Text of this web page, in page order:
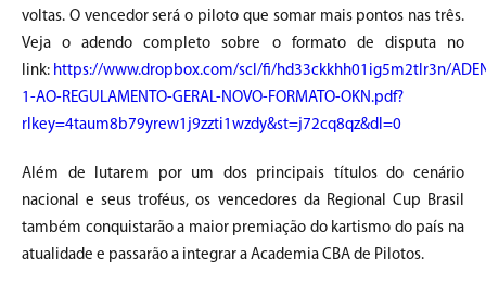
voltas. O vencedor será o piloto que somar mais pontos nas três.
Veja o adendo completo sobre o formato de disputa no
link: https://www.dropbox.com/scl/fi/hd33ckkhh01ig5m2tlr3n/
1-AO-REGULAMENTO-GERAL-NOVO-FORMATO-OKN.pdf?
rlkey=4taum8b79yrew1j9zzti1wzdy&st=j72cq8qz&dl=0
Além de lutarem por um dos principais títulos do cenário
nacional e seus troféus, os vencedores da Regional Cup Brasil
também conquistarão a maior premiação do kartismo do país na
atualidade e passarão a integrar a Academia CBA de Pilotos.